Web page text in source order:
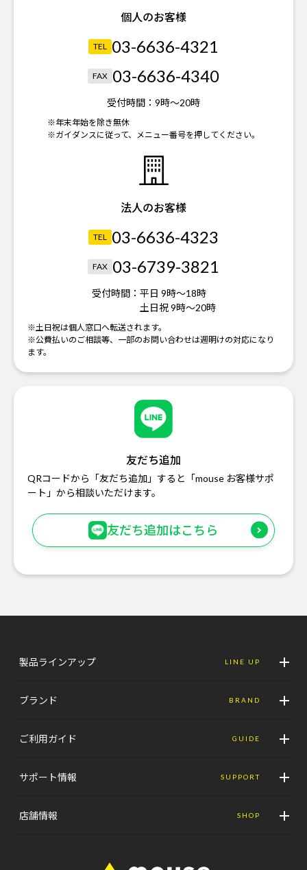
個人のお客様
TEL 03-6636-4321
FAX 03-6636-4340
受付時間： 9時～20時
※年末年始を除き無休
※ガイダンスに従って、メニュー番号を押してください。
法人のお客様
TEL 03-6636-4323
FAX 03-6739-3821
受付時間： 平日 9時～18時
土日祝 9時～20時
※土日祝は個人窓口へ転送されます。
※公費払いのご相談等、一部のお問い合わせは週明けの対応になり
ます。
友だち追加
QRコードから「友だち追加」すると「mouse お客様サポ
ート」から相談いただけます。
友だち追加はこちら
製品ラインアップ LINE UP
ブランド BRAND
ご利用ガイド GUIDE
サポート情報 SUPPORT
店舗情報 SHOP